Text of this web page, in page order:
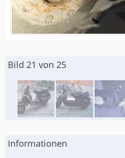
Bild 21 von 25
Informationen